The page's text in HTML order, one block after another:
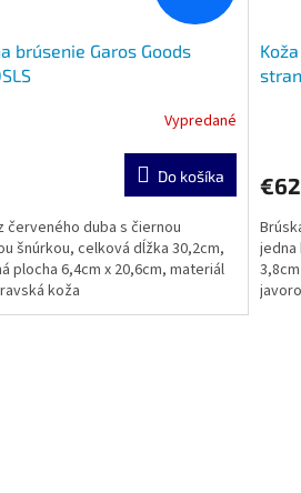
brúsenie Garos Goods
Vypredané
Do košíka
červeného duba s čiernou
šnúrkou, celková dĺžka 30,2cm,
plocha 6,4cm x 20,6cm, materiál
koža
jedna